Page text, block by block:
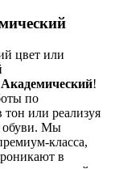
цвет или
!
по
тон или реализуя
обуви. Мы
класса,
в